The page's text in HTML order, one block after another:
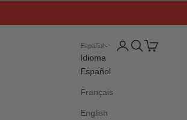
Español
Idioma
Español
Français
English
Iniciar sesión
Buscar
Cesta